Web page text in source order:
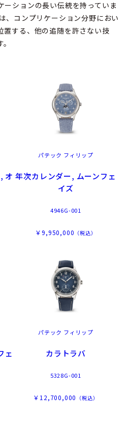
ーションの長い伝統を持っていま
、コンプリケーション分野におい
置する、他の追随を許さない技
オ
パテック フィリップ
年次カレンダー, ムーンフェ
イズ
4946G-001
￥9,950,000 （税込）
ェ
パテック フィリップ
カラトラバ
5328G-001
￥12,700,000 （税込）